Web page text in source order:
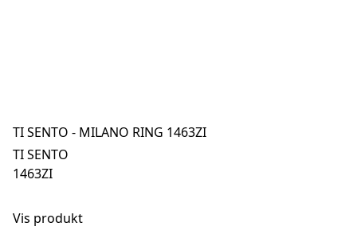
TI SENTO - MILANO RING 1463ZI
TI SENTO
1463ZI
Vis produkt